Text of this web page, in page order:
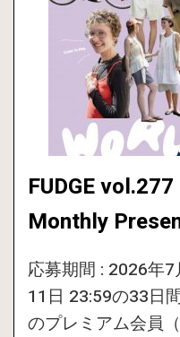
FUDGE
Monthly
応募期間 : 2026年
11日 23:59の33日
のプレミアム会員